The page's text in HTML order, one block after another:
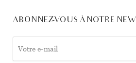
ABONNEZ-VOUS À NOTRE